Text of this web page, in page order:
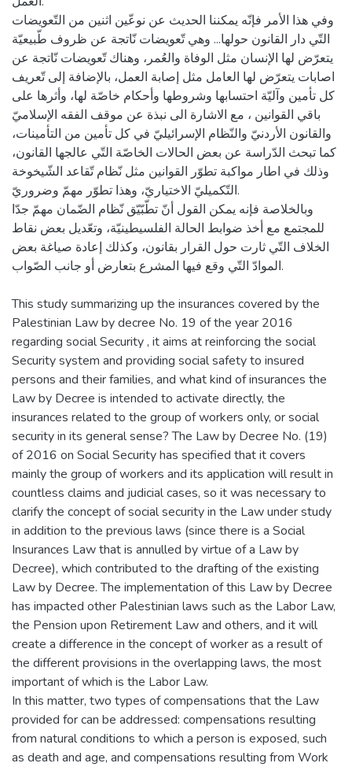
وفي هذا الأمر فإنّه يمكننا الحديث عن نوعّين اثنين من التّعويضات
التّي دار القانون حولها... وهي تّعويضات نّاتجة عن ظروف طّبيعيّة
يتعرّض لها الإنسان مثل الوفاة والعُمر، وهناك تّعويضات نّاتجة عن
اصابات يتعرّض لها العامل مثل إصابة العمل، بالإضافة إلى تّعريف
كل تأمين وآليّة احتسابها وشروطها وأحكام خاصّة لها، وأثرها على
باقي القوانين ، مع الاشارة الى نبذة عن موقف الفقه الإسلاميّ
والقانون الأردنيّ والنّظام الإسرائيليّ في كل تأمين من التأمينات،
كما تبحث الدّراسة عن بعض الحالات الخاصّة التّي عالجها القانون،
وذلك في اطار مواكبة تطوّر القوانين مثل نّظام تّقاعد الشّيخوخة
التّكميليّ الاختياريّ، وهذا تطوّر مهمّ وضروريّ.
وبالخلاصة فإنه يمكن القول أنّ تطّبّيّق نّظام الضّمان مهمّ جدّا
للمجتمع مع أخذ ضوابط الحالة الفلسيطينيّة، وتعّديل بعض نقاط
الخلاف التّي ثارت حول القرار بقانون، وكذلك إعادة صياغة بعض
الموادّ التّي وقع فيها المشرع بتعارض أو جانب الصّواب.
This study summarizing up the insurances covered by the
Palestinian Law by decree No. 19 of the year 2016
regarding social Security , it aims at reinforcing the social
Security system and providing social safety to insured
persons and their families, and what kind of insurances the
Law by Decree is intended to activate directly, the
insurances related to the group of workers only, or social
security in its general sense? The Law by Decree No. (19)
of 2016 on Social Security has specified that it covers
mainly the group of workers and its application will result in
countless claims and judicial cases, so it was necessary to
clarify the concept of social security in the Law under study
in addition to the previous laws (since there is a Social
Insurances Law that is annulled by virtue of a Law by
Decree), which contributed to the drafting of the existing
Law by Decree. The implementation of this Law by Decree
has impacted other Palestinian laws such as the Labor Law,
the Pension upon Retirement Law and others, and it will
create a difference in the concept of worker as a result of
the different provisions in the overlapping laws, the most
important of which is the Labor Law.
In this matter, two types of compensations that the Law
provided for can be addressed: compensations resulting
from natural conditions to which a person is exposed, such
as death and age, and compensations resulting from Work